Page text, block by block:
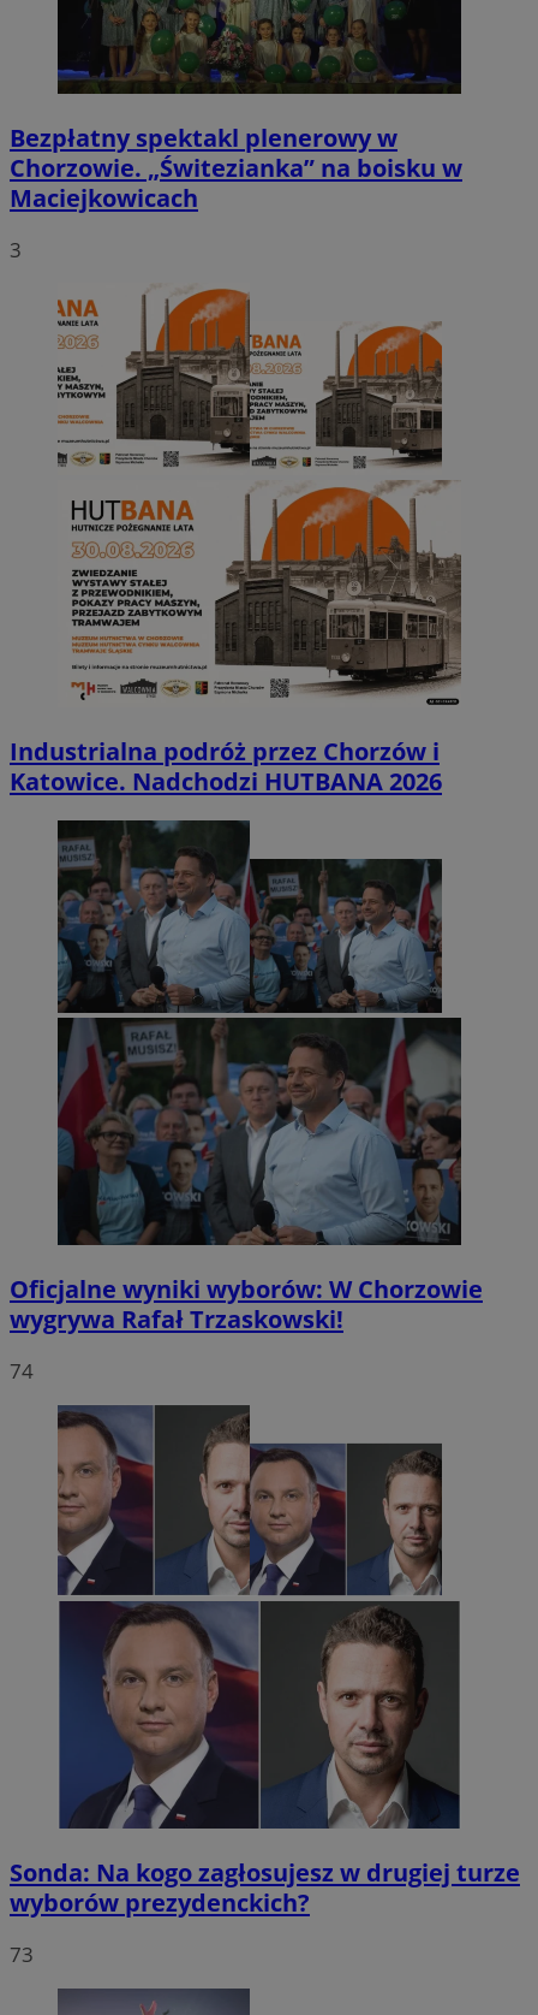
Bezpłatny spektakl plenerowy w
Chorzowie. „Świtezianka” na boisku w
Maciejkowicach
3
Industrialna podróż przez Chorzów i
Katowice. Nadchodzi HUTBANA 2026
Oficjalne wyniki wyborów: W Chorzowie
wygrywa Rafał Trzaskowski!
74
Sonda: Na kogo zagłosujesz w drugiej turze
wyborów prezydenckich?
73